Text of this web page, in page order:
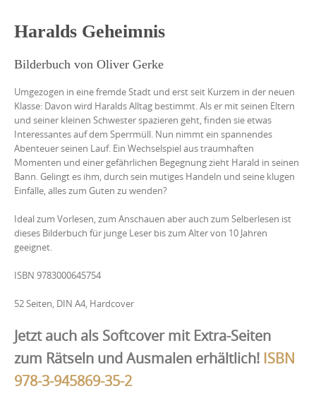
Haralds Geheimnis
Bilderbuch von Oliver Gerke
Umgezogen in eine fremde Stadt und erst seit Kurzem in der neuen
Klasse: Davon wird Haralds Alltag bestimmt. Als er mit seinen Eltern
und seiner kleinen Schwester spazieren geht, finden sie etwas
Interessantes auf dem Sperrmüll. Nun nimmt ein spannendes
Abenteuer seinen Lauf. Ein Wechselspiel aus traumhaften
Momenten und einer gefährlichen Begegnung zieht Harald in seinen
Bann. Gelingt es ihm, durch sein mutiges Handeln und seine klugen
Einfälle, alles zum Guten zu wenden?
Ideal zum Vorlesen, zum Anschauen aber auch zum Selberlesen ist
dieses Bilderbuch für junge Leser bis zum Alter von 10 Jahren
geeignet.
ISBN 9783000645754
52 Seiten, DIN A4, Hardcover
Jetzt auch als Softcover mit Extra-Seiten
zum Rätseln und Ausmalen erhältlich! ISBN
978-3-945869-35-2